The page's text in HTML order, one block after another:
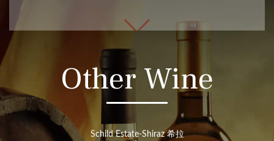
Other Wine
Schild Estate-Shiraz 希拉